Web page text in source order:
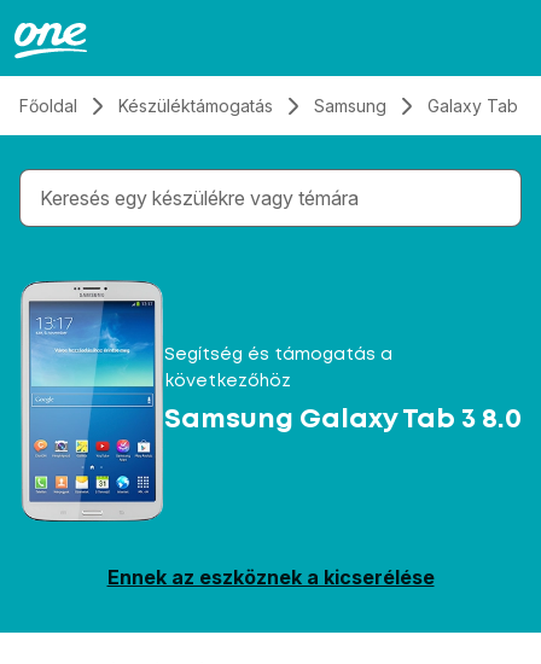
Főoldal Készüléktámogatás Samsung Galaxy Tab 3
Gépelés közben megjelennek a keresési
Segítség és támogatás a
következőhöz
Samsung Galaxy Tab 3 8.0
Ennek az eszköznek a kicserélése